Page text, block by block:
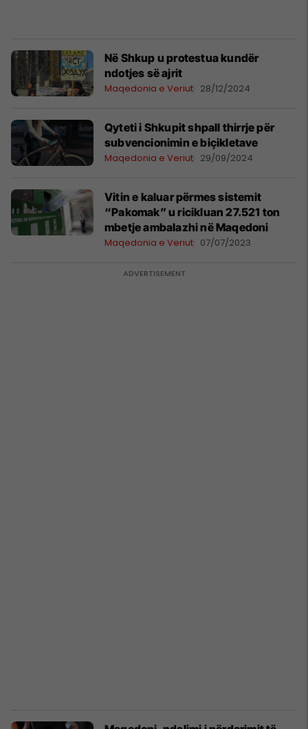
Në Shkup u protestua kundër
ndotjes së ajrit
Maqedonia e Veriut 28/12/2024
Qyteti i Shkupit shpall thirrje për
subvencionimin e biçikletave
Maqedonia e Veriut 29/09/2024
Vitin e kaluar përmes sistemit
“Pakomak” u ricikluan 27.521 ton
mbetje ambalazhi në Maqedoni
Maqedonia e Veriut 07/07/2023